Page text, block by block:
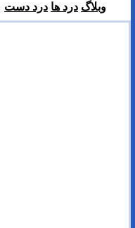
وبلاگ درد ها درد دست